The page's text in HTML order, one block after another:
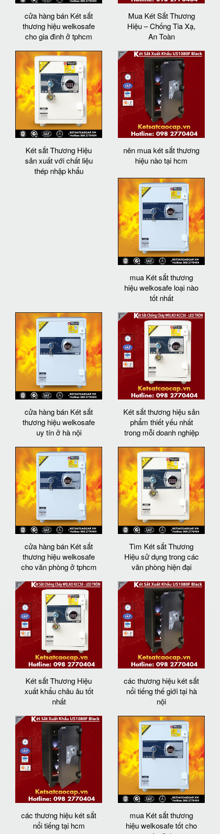
cửa hàng bán Két sắt
thương hiệu welkosafe
cho gia đình ở tphcm
Mua Két Sắt Thương
Hiệu – Chống Tia Xạ,
An Toàn
Két sắt Thương Hiệu
sản xuất với chất liệu
thép nhập khẩu
nên mua két sắt thương
hiệu nào tại hcm
mua Két sắt thương
hiệu welkosafe loại nào
tốt nhất
cửa hàng bán Két sắt
thương hiệu welkosafe
uy tín ở hà nội
Két sắt thương hiệu sản
phẩm thiết yếu nhất
trong mỗi doanh nghiệp
cửa hàng bán Két sắt
thương hiệu welkosafe
cho văn phòng ở tphcm
Tìm Két sắt Thương
Hiệu sử dụng trong các
văn phòng hiện đại
Két sắt Thương Hiệu
xuất khẩu châu âu tốt
nhất
các thương hiệu két sắt
nổi tiếng thế giới tại hà
nội
các thương hiệu két sắt
nổi tiếng tại hcm
mua Két sắt thương
hiệu welkosafe tốt cho